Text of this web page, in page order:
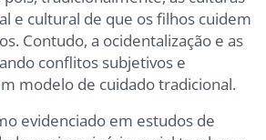
e cultural de que os filhos cuidem
Contudo, a ocidentalização e as
conflitos subjetivos e
modelo de cuidado tradicional.
evidenciado em estudos de